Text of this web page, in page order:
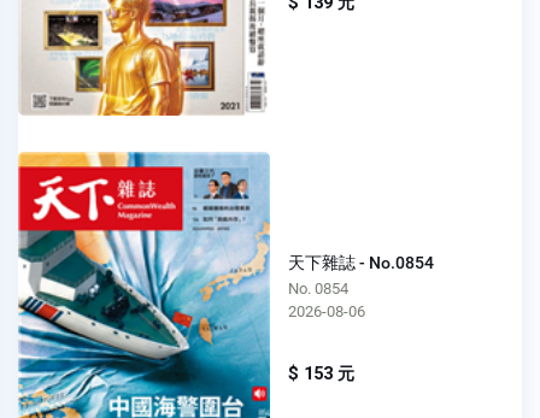
天下雜誌 - No.0854
No. 0854
2026-08-06
$ 153 元